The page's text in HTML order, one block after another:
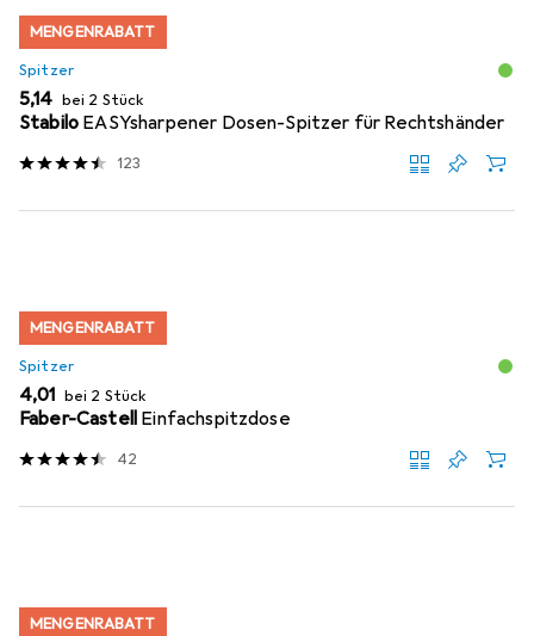
MENGENRABATT
Spitzer
EUR
5,14 bei 2 Stück
Stabilo EASYsharpener Dosen-Spitzer für Rechtshänder
123
MENGENRABATT
Spitzer
EUR
4,01 bei 2 Stück
Faber-Castell Einfachspitzdose
42
MENGENRABATT